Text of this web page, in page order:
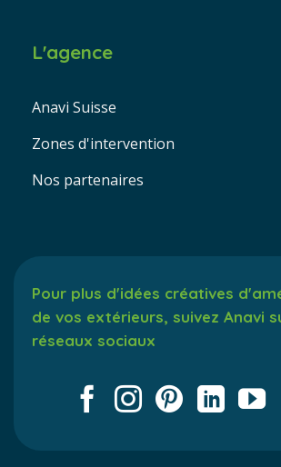
L'agence
Anavi Suisse
Zones d'intervention
Nos partenaires
Pour plus d'idées créatives
de vos extérieurs, suivez Anavi
réseaux sociaux